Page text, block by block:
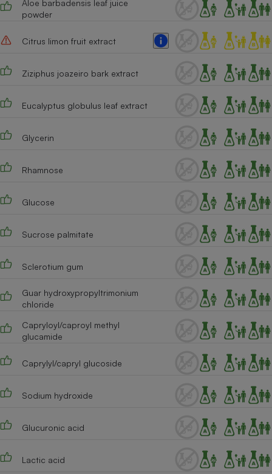
Aloe barbadensis leaf juice
powder
Citrus limon fruit extract
Ziziphus joazeiro bark extract
Eucalyptus globulus leaf extract
Glycerin
Rhamnose
Glucose
Sucrose palmitate
Sclerotium gum
Guar hydroxypropyltrimonium
chloride
Capryloyl/caproyl methyl
glucamide
Caprylyl/capryl glucoside
Sodium hydroxide
Glucuronic acid
Lactic acid
induction
Climatiseur -
Ventilateur
Cafetière à expressos
Téléphone mobile -
Smartphone
Antivirus
Ventilateur